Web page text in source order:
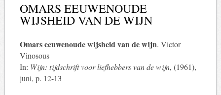
OMARS EEUWENOUDE
WIJSHEID VAN DE WIJN
Omars eeuwenoude wijsheid van de wijn. Victor
Vinosous
In: Wijn: tijdschrift voor liefhebbers van de wijn, (1961),
juni, p. 12-13